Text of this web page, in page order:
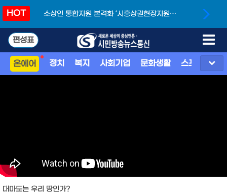
HOT
소상인 통합지원 본격화 ‘시흥상권현장지원단’
편성표
온에어 정치 복지 사회기업 문화생활 스포츠 지
대마도는 우리 땅인가?